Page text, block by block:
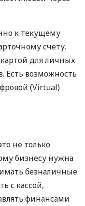
к текущему
счету.
для личных
Есть возможность
(Virtual)
не только
бизнесу нужна
безналичные
с кассой,
финансами